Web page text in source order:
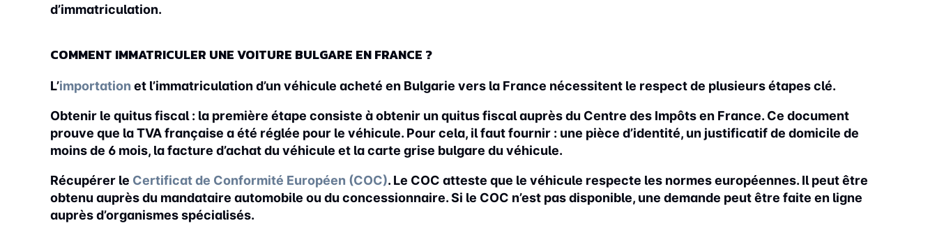
d’immatriculation.
COMMENT IMMATRICULER UNE VOITURE BULGARE EN FRANCE ?
L’importation et l’immatriculation d’un véhicule acheté en Bulgarie vers la France nécessitent le respect de plusieurs étapes clé.
Obtenir le quitus fiscal : la première étape consiste à obtenir un quitus fiscal auprès du Centre des Impôts en France. Ce document
prouve que la TVA française a été réglée pour le véhicule. Pour cela, il faut fournir : une pièce d’identité, un justificatif de domicile de
moins de 6 mois, la facture d’achat du véhicule et la carte grise bulgare du véhicule.
Récupérer le Certificat de Conformité Européen (COC). Le COC atteste que le véhicule respecte les normes européennes. Il peut être
obtenu auprès du mandataire automobile ou du concessionnaire. Si le COC n’est pas disponible, une demande peut être faite en ligne
auprès d’organismes spécialisés.